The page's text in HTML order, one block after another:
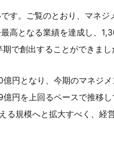
す。ご覧のとおり、マネジ
高となる業績を達成し、
で創出することができまし
円となり、今期のマネジ
円を上回るペースで推移し
る規模へと拡大すべく、経